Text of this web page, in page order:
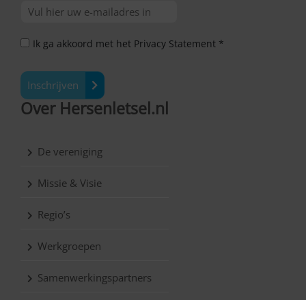
Ik ga akkoord met het Privacy Statement *
Inschrijven
Over Hersenletsel.nl
De vereniging
Missie & Visie
Regio’s
Werkgroepen
Samenwerkingspartners